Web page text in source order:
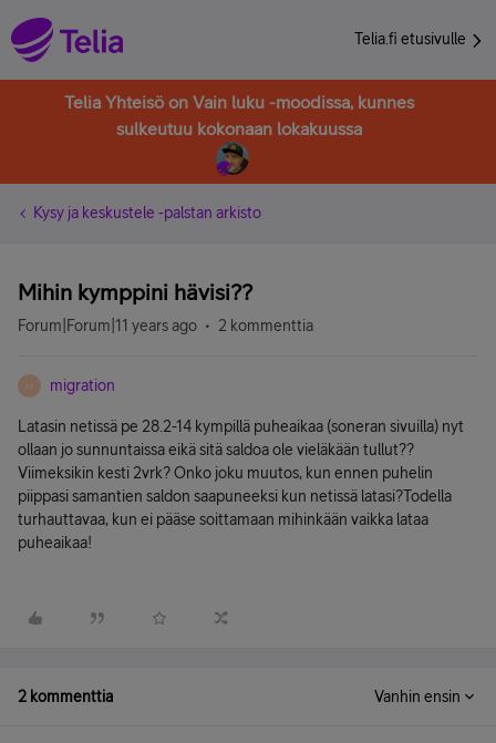
Telia.fi etusivulle
Telia Yhteisö on Vain luku -moodissa, kunnes
sulkeutuu kokonaan lokakuussa
Kysy ja keskustele -palstan arkisto
Mihin kymppini hävisi??
Forum|Forum|11 years ago 2 kommenttia
M migration
Latasin netissä pe 28.2-14 kympillä puheaikaa (soneran sivuilla) nyt
ollaan jo sunnuntaissa eikä sitä saldoa ole vieläkään tullut??
Viimeksikin kesti 2vrk? Onko joku muutos, kun ennen puhelin
piippasi samantien saldon saapuneeksi kun netissä latasi?Todella
turhauttavaa, kun ei pääse soittamaan mihinkään vaikka lataa
puheaikaa!
2 kommenttia Vanhin ensin